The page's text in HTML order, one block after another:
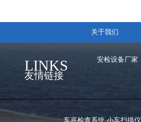
关于我们
LINKS
友情链接
安检设备厂家
车底检查系统,小车扫描仪